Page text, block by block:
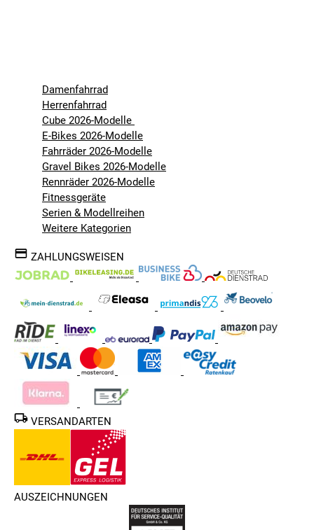
Damenfahrrad
Herrenfahrrad
Cube 2026-Modelle
E-Bikes 2026-Modelle
Fahrräder 2026-Modelle
Gravel Bikes 2026-Modelle
Rennräder 2026-Modelle
Fitnessgeräte
Serien & Modellreihen
Weitere Kategorien
ZAHLUNGSWEISEN
VERSANDARTEN
AUSZEICHNUNGEN